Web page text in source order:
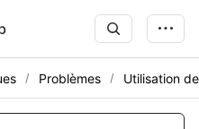
Problèmes Utilisation